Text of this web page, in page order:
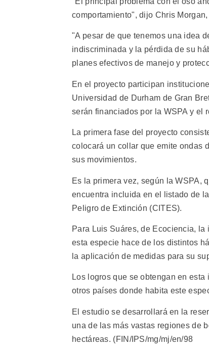
comportamiento", dijo Chris
"A pesar de que tenemos una idea
indiscriminada y la pérdida de su
planes efectivos de manejo y
En el proyecto participan
Universidad de Durham de Gran
serán financiados por la WSPA y el
La primera fase del proyecto
colocará un collar que emite ondas
sus movimientos.
Es la primera vez, según la WSPA,
encuentra incluida en el listado de
Peligro de Extinción (CITES).
Para Luis Suáres, de Ecociencia,
esta especie hace de los distintos
la aplicación de medidas para su
Los logros que se obtengan en
otros países donde habita este
El estudio se desarrollará en la
una de las más vastas regiones de
hectáreas. (FIN/IPS/mg/mj/en/98